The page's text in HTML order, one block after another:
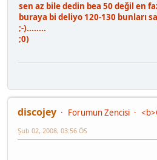
sen az bile dedin bea 50 değil en
buraya bi deliyo 120-130 bunları
;-)........
;0)
discojey Forumun Zencisi
Şub 02, 2008, 03:56 ÖS